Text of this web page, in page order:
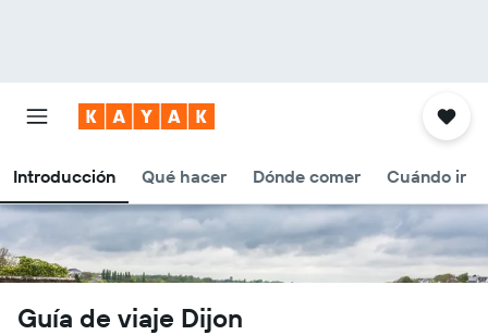
Introducción Qué hacer Dónde comer Cuándo ir
Guía de viaje Dijon